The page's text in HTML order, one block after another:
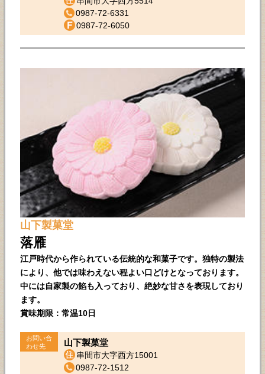
0987-72-6331
0987-72-6050
山下製菓堂
落雁
江戸時代から作られている伝統的な和菓子です。独特の製法
により、他では味わえない程よい口どけとなっております。
中には自家製の餡も入っており、絶妙な甘さを表現しており
ます。
賞味期限：常温10日
お問い合
わせ先
山下製菓堂
串間市大字西方15001
0987-72-1512